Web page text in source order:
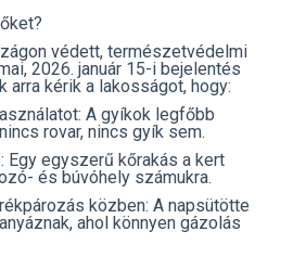
védett, természetvédelmi
2026. január 15-i bejelentés
arra kérik a lakosságot, hogy:
A gyíkok legfőbb
rovar, nincs gyík sem.
Egy egyszerű kőrakás a kert
és búvóhely számukra.
közben: A napsütötte
ahol könnyen gázolás